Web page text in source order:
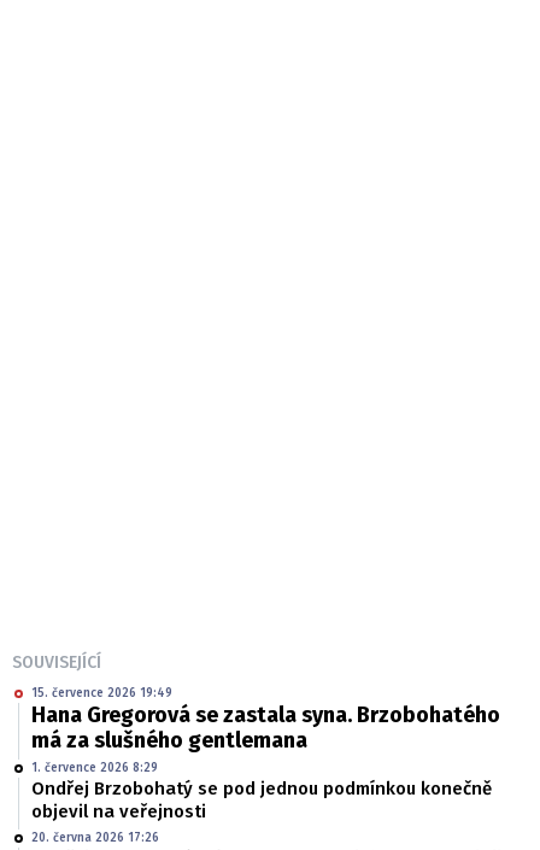
SOUVISEJÍCÍ
15. července 2026 19:49
Hana Gregorová se zastala syna. Brzobohatého
má za slušného gentlemana
1. července 2026 8:29
Ondřej Brzobohatý se pod jednou podmínkou konečně
objevil na veřejnosti
20. června 2026 17:26